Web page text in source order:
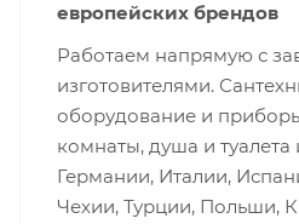
европейских брендов
Работаем напрямую с
изготовителями.
оборудование и
комнаты, душа и туалета
Германии, Италии,
Чехии, Турции, Польши,